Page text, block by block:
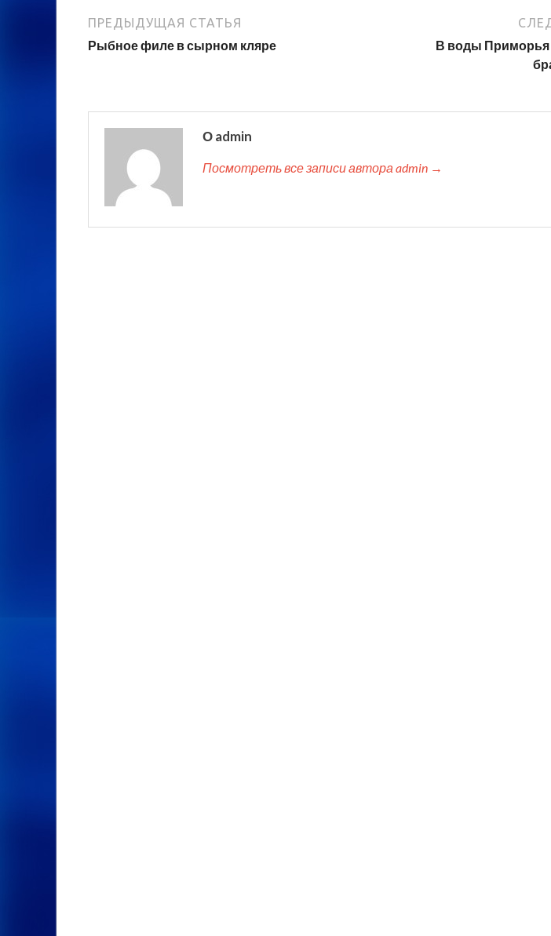
ПРЕДЫДУЩАЯ СТАТЬЯ
Рыбное филе в сырном кляре
В воды
О admin
Посмотреть все записи автора admin →